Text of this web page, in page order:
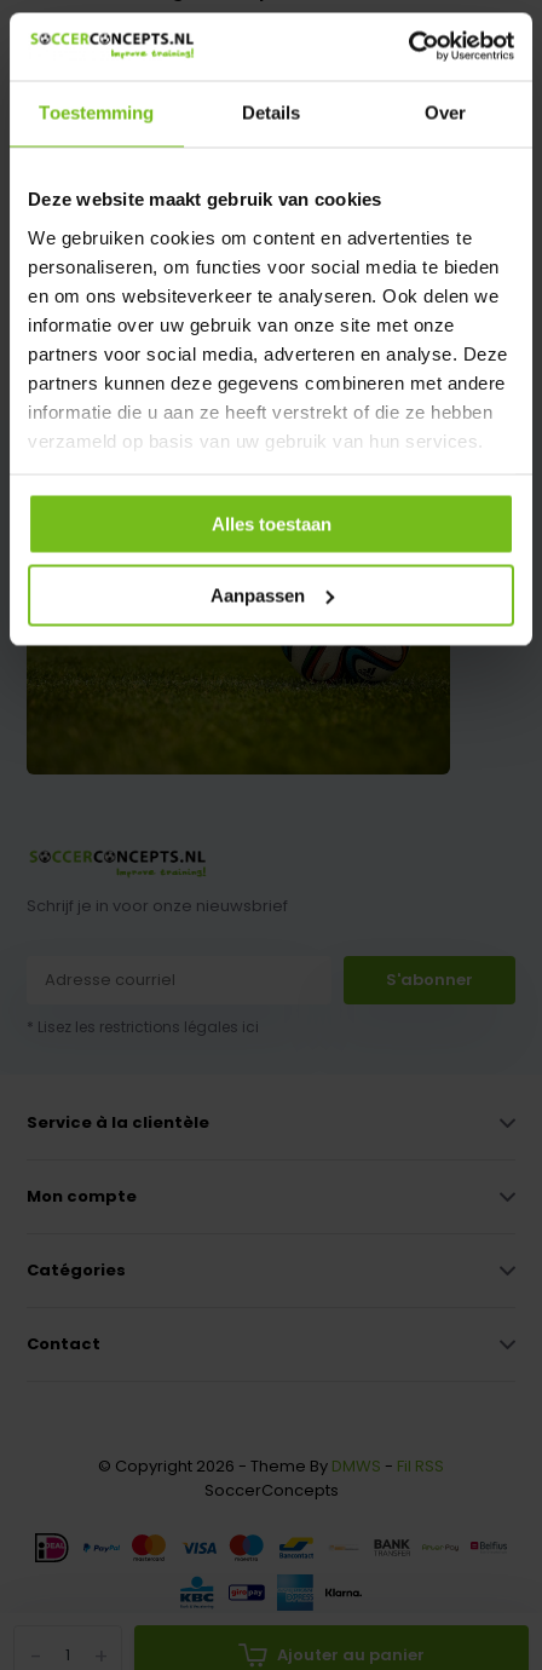
Toestemming Details Over
Deze website maakt gebruik van cookies
We gebruiken cookies om content en advertenties te
personaliseren, om functies voor social media te bieden
en om ons websiteverkeer te analyseren. Ook delen we
informatie over uw gebruik van onze site met onze
partners voor social media, adverteren en analyse. Deze
partners kunnen deze gegevens combineren met andere
informatie die u aan ze heeft verstrekt of die ze hebben
verzameld op basis van uw gebruik van hun services.
Alles toestaan
Aanpassen
Ajouter au panier
We helpen u graag met meer informatie
Verstuur email
Description du produit
Évaluations
Partager
Schrijf je in voor onze nieuwsbrief
S'abonner
* Lisez les restrictions légales ici
Service à la clientèle
Mon compte
Catégories
Contact
© Copyright 2026 - Theme By DMWS - Fil RSS
SoccerConcepts